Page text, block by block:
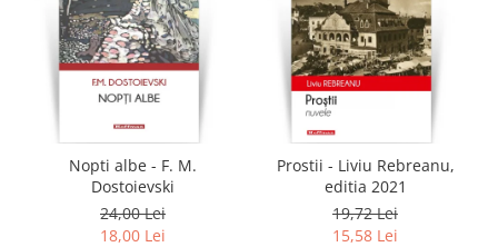
Nopti albe - F. M.
Dostoievski
24,00 Lei
18,00 Lei
Prostii - Liviu Rebreanu,
editia 2021
19,72 Lei
15,58 Lei